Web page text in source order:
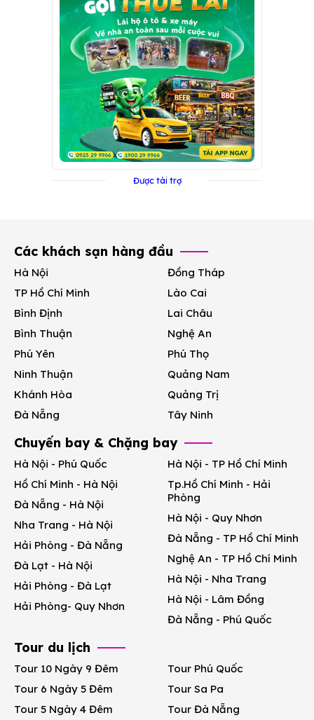
Được tài trợ
Các khách sạn hàng đầu
Hà Nội
TP Hồ Chí Minh
Bình Định
Bình Thuận
Phú Yên
Ninh Thuận
Khánh Hòa
Đà Nẵng
Đồng Tháp
Lào Cai
Lai Châu
Nghệ An
Phú Thọ
Quảng Nam
Quảng Trị
Tây Ninh
Chuyến bay & Chặng bay
Hà Nội - Phú Quốc
Hồ Chí Minh - Hà Nội
Đà Nẵng - Hà Nội
Nha Trang - Hà Nội
Hải Phòng - Đà Nẵng
Đà Lạt - Hà Nội
Hải Phòng - Đà Lạt
Hải Phòng- Quy Nhơn
Hà Nội - TP Hồ Chí Minh
Tp.Hồ Chí Minh - Hải
Phòng
Hà Nội - Quy Nhơn
Đà Nẵng - TP Hồ Chí Minh
Nghệ An - TP Hồ Chí Minh
Hà Nội - Nha Trang
Hà Nội - Lâm Đồng
Đà Nẵng - Phú Quốc
Tour du lịch
Tour 10 Ngày 9 Đêm
Tour 6 Ngày 5 Đêm
Tour 5 Ngày 4 Đêm
Tour Phú Quốc
Tour Sa Pa
Tour Đà Nẵng